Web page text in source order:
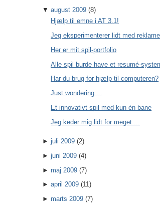
▼august 2009 (8)
Hjælp til emne i AT 3.1!
Jeg eksperimenterer lidt med
Her er mit spil-portfolio
Alle spil burde have et resumé-
Har du brug for hjælp til computeren?
Just wondering ...
Et innovativt spil med kun én bane
Jeg keder mig lidt for meget ...
►juli 2009 (2)
►juni 2009 (4)
►maj 2009 (7)
►april 2009 (11)
►marts 2009 (7)